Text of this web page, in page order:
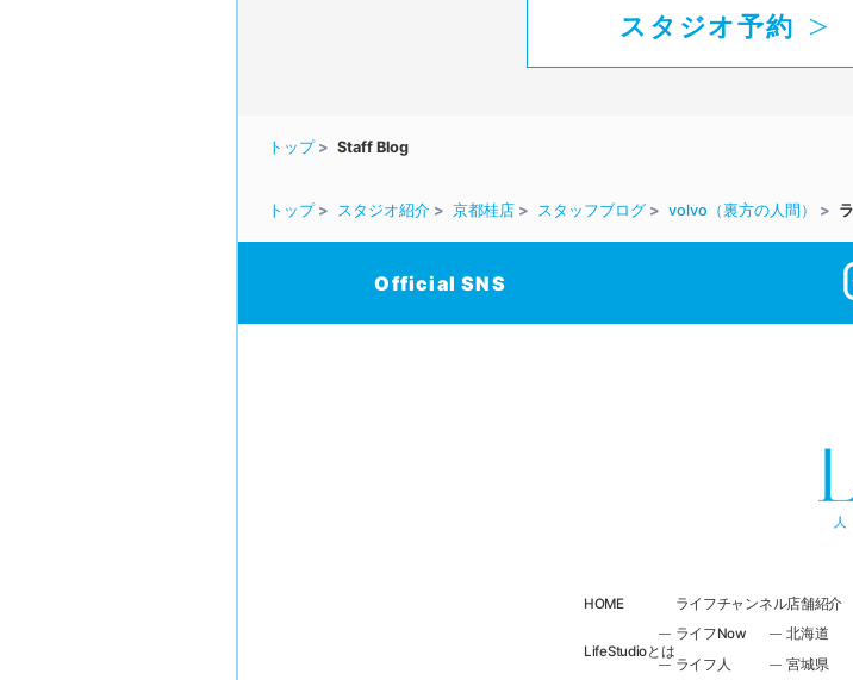
スタジオ予約
トップ Staff Blog
トップ スタジオ紹介 京都桂店 スタッフブログ volvo（裏方の人間）
Official SNS
HOME
LifeStudioとは
ライフチャンネル
ライフNow
ライフ人
店舗紹介
北海道
宮城県